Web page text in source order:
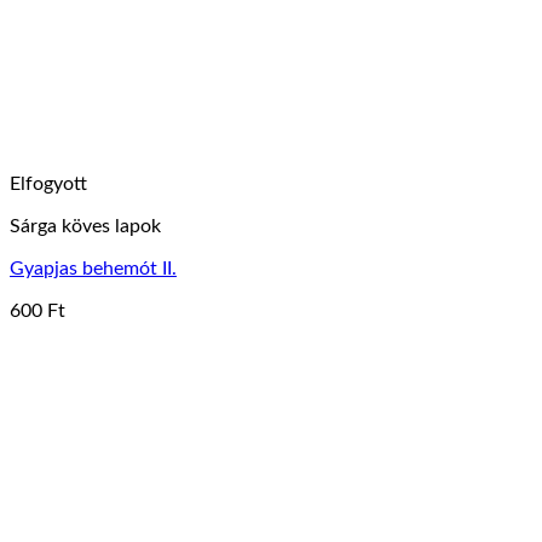
Elfogyott
Sárga köves lapok
Gyapjas behemót II.
600 Ft